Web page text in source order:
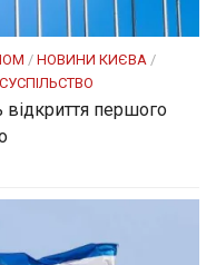
/ НОВИНИ КИЄВА /
СУСПІЛЬСТВО
відкриття першого